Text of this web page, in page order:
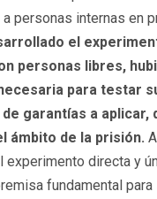
personas internas en
el
personas libres,
para testar
garantías a aplicar,
ámbito de la prisión.
experimento directa y
fundamental